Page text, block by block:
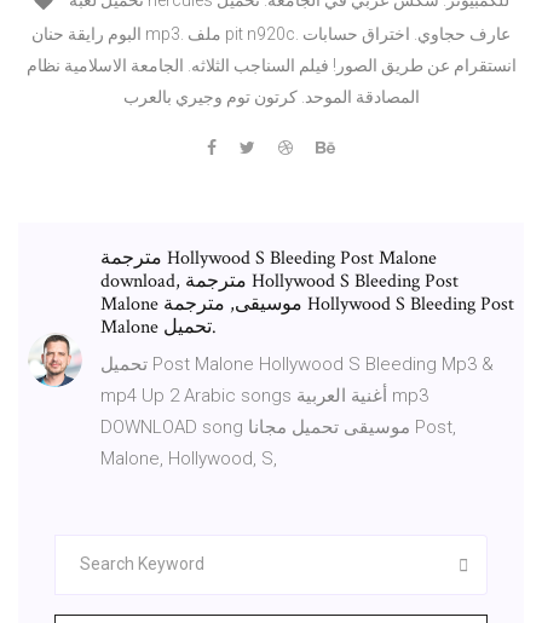
البوم رايقة حنان mp3. ملف pit n920c. عارف حجاوي. اختراق حسابات
انستقرام عن طريق الصور! فيلم السناجب الثلاثه. الجامعة الاسلامية نظام
المصادقة الموحد. كرتون توم وجيري بالعرب
مترجمة Hollywood S Bleeding Post Malone
download, مترجمة Hollywood S Bleeding Post
Malone موسيقى, مترجمة Hollywood S Bleeding Post
Malone تحميل.
تحميل Post Malone Hollywood S Bleeding Mp3 &
mp4 Up 2 Arabic songs أغنية العربية mp3
DOWNLOAD song موسيقى تحميل مجانا Post,
Malone, Hollywood, S,